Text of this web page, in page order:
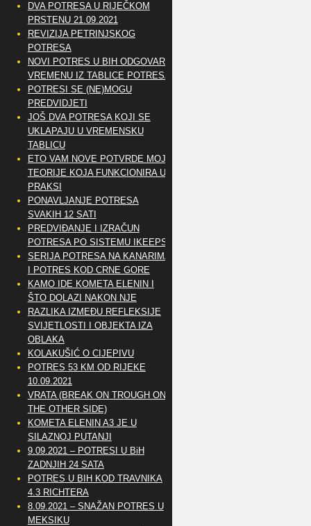
DVA POTRESA U RIJEČKOM
PRSTENU 21.09.2021
REVIZIJA PETRINJSKOG
POTRESA
NOVI POTRES U BIH ODGOVARA
VREMENU IZ TABLICE POTRESA
POTRESI SE (NE)MOGU
PREDVIDJETI
JOŠ DVA POTRESA KOJI SE
UKLAPAJU U VREMENSKU
TABLICU
ETO VAM NOVE POTVRDE MOJE
TEORIJE KOJA FUNKCIONIRA U
PRAKSI
PONAVLJANJE POTRESA
SVAKIH 12 SATI
PREDVIĐANJE I IZRAČUN
POTRESA PO SISTEMU IKEEPS
SERIJA POTRESA NA KANARIMA
I POTRES KOD CRNE GORE
KAMO IDE KOMETA ELENIN I
ŠTO DOLAZI NAKON NJE
RAZLIKA IZMEĐU REFLEKSIJE
SVIJETLOSTI I OBJEKTA IZA
OBLAKA
KOLAKUŠIĆ O CIJEPIVU
POTRES 53 KM OD RIJEKE
10.09.2021
VRATA (BREAK ON TROUGH ON
THE OTHER SIDE)
KOMETA ELENIN A3 JE U
SILAZNOJ PUTANJI
9.09.2021 – POTRESI U BiH
ZADNJIH 24 SATA
POTRES U BIH KOD TRAVNIKA
4.3 RICHTERA
8.09.2021 – SNAŽAN POTRES U
MEKSIKU